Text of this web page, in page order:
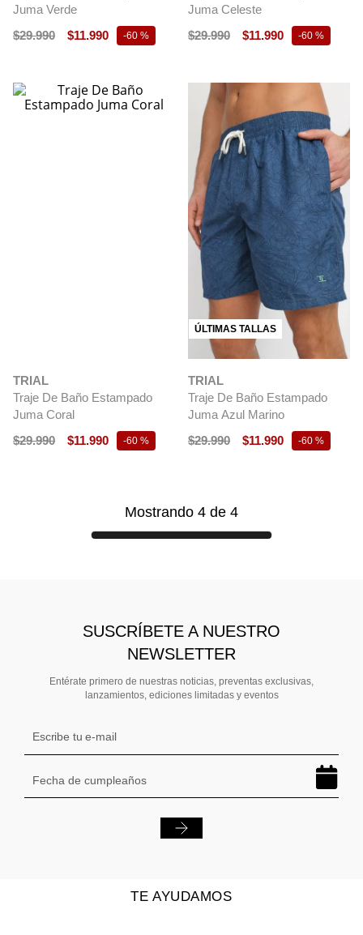
Juma Verde
$29.990 $11.990 -60 %
Juma Celeste
$29.990 $11.990 -60 %
TRIAL
Traje De Baño Estampado
Juma Coral
$29.990 $11.990 -60 %
ÚLTIMAS TALLAS
TRIAL
Traje De Baño Estampado
Juma Azul Marino
$29.990 $11.990 -60 %
Mostrando 4 de 4
SUSCRÍBETE A NUESTRO
NEWSLETTER
Entérate primero de nuestras noticias, preventas exclusivas,
lanzamientos, ediciones limitadas y eventos
TE AYUDAMOS